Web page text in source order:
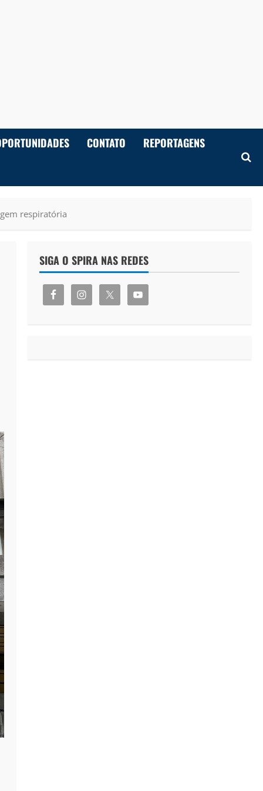
CONTATO
REPORTAGENS
respiratória
SIGA O SPIRA NAS REDES